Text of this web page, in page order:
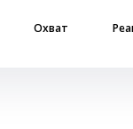
Охват